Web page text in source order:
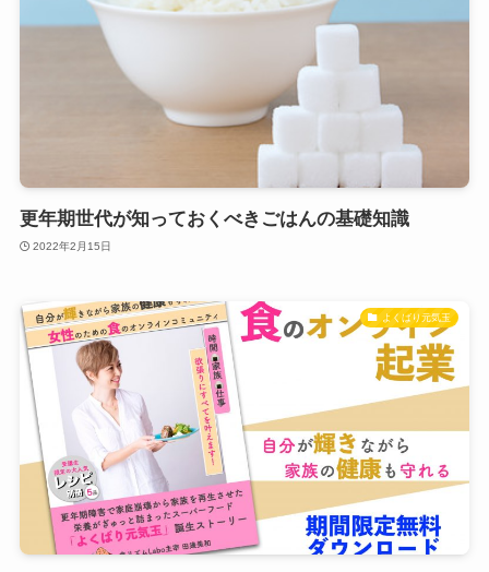
更年期世代が知っておくべきごはんの基礎知識
2022年2月15日
よくばり元気玉